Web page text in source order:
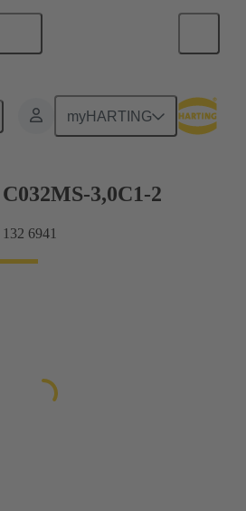
myHARTING
madre a tarjeta hija
3,0C1-2
6941